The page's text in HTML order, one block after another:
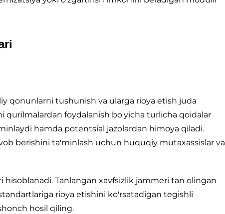
qonunlarni tushunish va ularga rioya etish juda
foydalanish bo'yicha turlicha qoidalar
hamda potentsial jazolardan himoya qiladi.
berishini ta'minlash uchun huquqiy mutaxassislar va
Tanlangan xavfsizlik jammeri tan olingan
rioya etishini ko'rsatadigan tegishli
hosil qiling.